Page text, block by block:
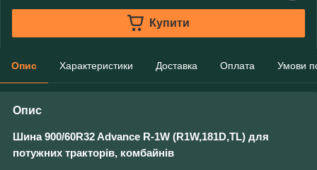
Купити
Опис Характеристики Доставка Оплата Умови
Опис
Шина900/60R32 Advance R-1W (R1W,181D,TL) для
потужних тракторів, комбайнів